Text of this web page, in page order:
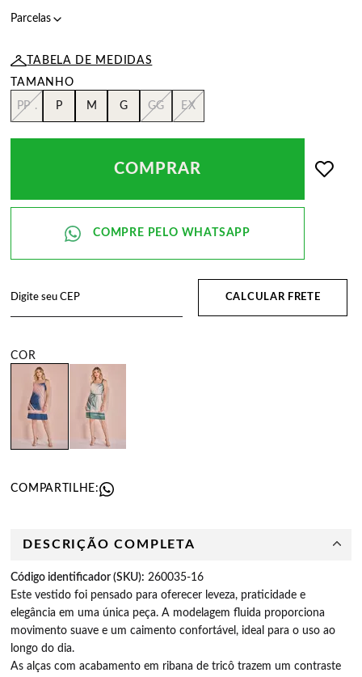
TABELA DE MEDIDAS
PP . P M G GG EX
COMPRAR
CALCULAR FRETE
COMPARTILHE:
DESCRIÇÃO COMPLETA
Código identificador (SKU): 260035-16
Este vestido foi pensado para oferecer leveza, praticidade e
elegância em uma única peça. A modelagem fluida proporciona
movimento suave e um caimento confortável, ideal para o uso ao
longo do dia.
As alças com acabamento em ribana de tricô trazem um contraste